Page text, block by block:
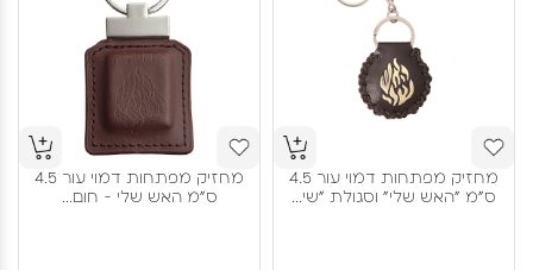
מחזיק מפתחות דמוי עור 4.5
ס"מ "האש שלי" וסגולת "שי...
מחזיק מפתחות דמוי עור 4.5
ס"מ האש שלי - חום...